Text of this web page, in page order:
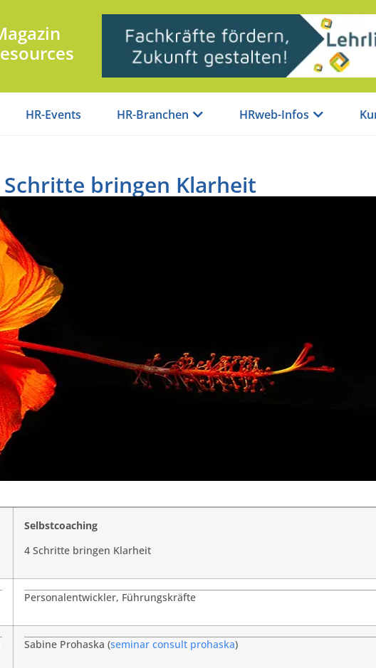
HR-Events HR-Branchen HRweb-Infos
Schritte bringen Klarheit
Selbstcoaching
4 Schritte bringen Klarheit
Personalentwickler, Führungskräfte
Sabine Prohaska (seminar consult prohaska)